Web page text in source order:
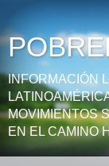
INFORMACIÓN
MOVIMIENTOS
EN EL CAMINO